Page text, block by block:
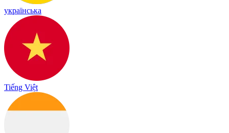
українська
Tiếng Việt